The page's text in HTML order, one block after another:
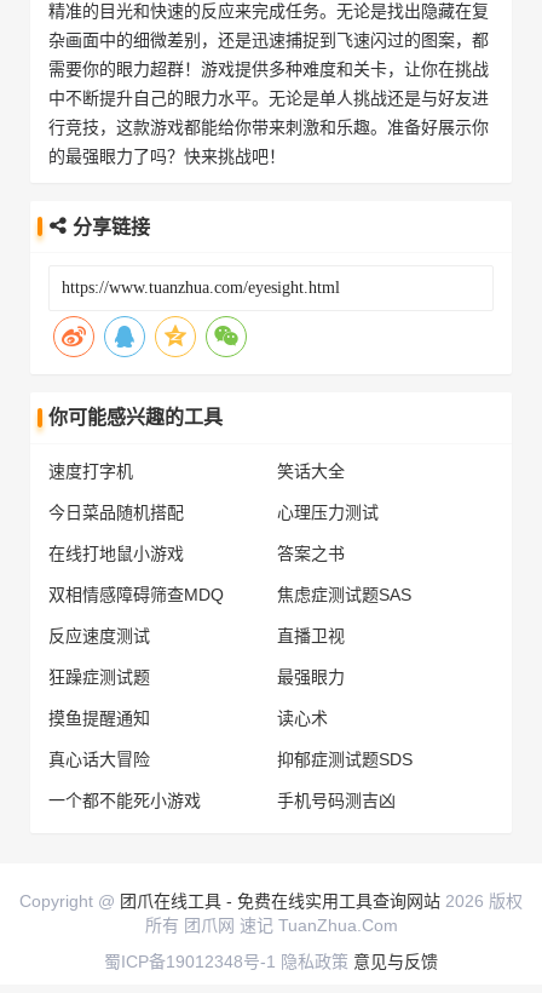
精准的目光和快速的反应来完成任务。无论是找出隐藏在复
杂画面中的细微差别，还是迅速捕捉到飞速闪过的图案，都
需要你的眼力超群！游戏提供多种难度和关卡，让你在挑战
中不断提升自己的眼力水平。无论是单人挑战还是与好友进
行竞技，这款游戏都能给你带来刺激和乐趣。准备好展示你
的最强眼力了吗？快来挑战吧！
分享链接
你可能感兴趣的工具
速度打字机 笑话大全
今日菜品随机搭配 心理压力测试
在线打地鼠小游戏 答案之书
双相情感障碍筛查MDQ 焦虑症测试题SAS
反应速度测试 直播卫视
狂躁症测试题 最强眼力
摸鱼提醒通知 读心术
真心话大冒险 抑郁症测试题SDS
一个都不能死小游戏 手机号码测吉凶
Copyright @ 团爪在线工具 - 免费在线实用工具查询网站 2026 版权
所有 团爪网 速记 TuanZhua.Com
蜀ICP备19012348号-1 隐私政策 意见与反馈